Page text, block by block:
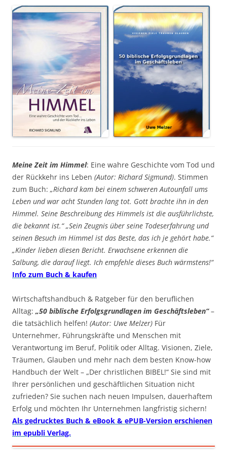
Meine Zeit im Himmel: Eine wahre Geschichte vom Tod und
der Rückkehr ins Leben (Autor: Richard Sigmund). Stimmen
zum Buch: „Richard kam bei einem schweren Autounfall ums
Leben und war acht Stunden lang tot. Gott brachte ihn in den
Himmel. Seine Beschreibung des Himmels ist die ausführlichste,
die bekannt ist.“ „Sein Zeugnis über seine Todeserfahrung und
seinen Besuch im Himmel ist das Beste, das ich je gehört habe.“
„Kinder lieben diesen Bericht. Erwachsene erkennen die
Salbung, die darauf liegt. Ich empfehle dieses Buch wärmstens!“
Info zum Buch & kaufen
Wirtschaftshandbuch & Ratgeber für den beruflichen
Alltag: „50 biblische Erfolgsgrundlagen im Geschäftsleben“–
die tatsächlich helfen! (Autor: Uwe Melzer) Für
Unternehmer, Führungskräfte und Menschen mit
Verantwortung im Beruf, Politik oder Alltag. Visionen, Ziele,
Träumen, Glauben und mehr nach dem besten Know-how
Handbuch der Welt – „Der christlichen BIBEL!“ Sie sind mit
Ihrer persönlichen und geschäftlichen Situation nicht
zufrieden? Sie suchen nach neuen Impulsen, dauerhaftem
Erfolg und möchten Ihr Unternehmen langfristig sichern!
Als gedrucktes Buch & eBook & ePUB-Version erschienen
im epubli Verlag.